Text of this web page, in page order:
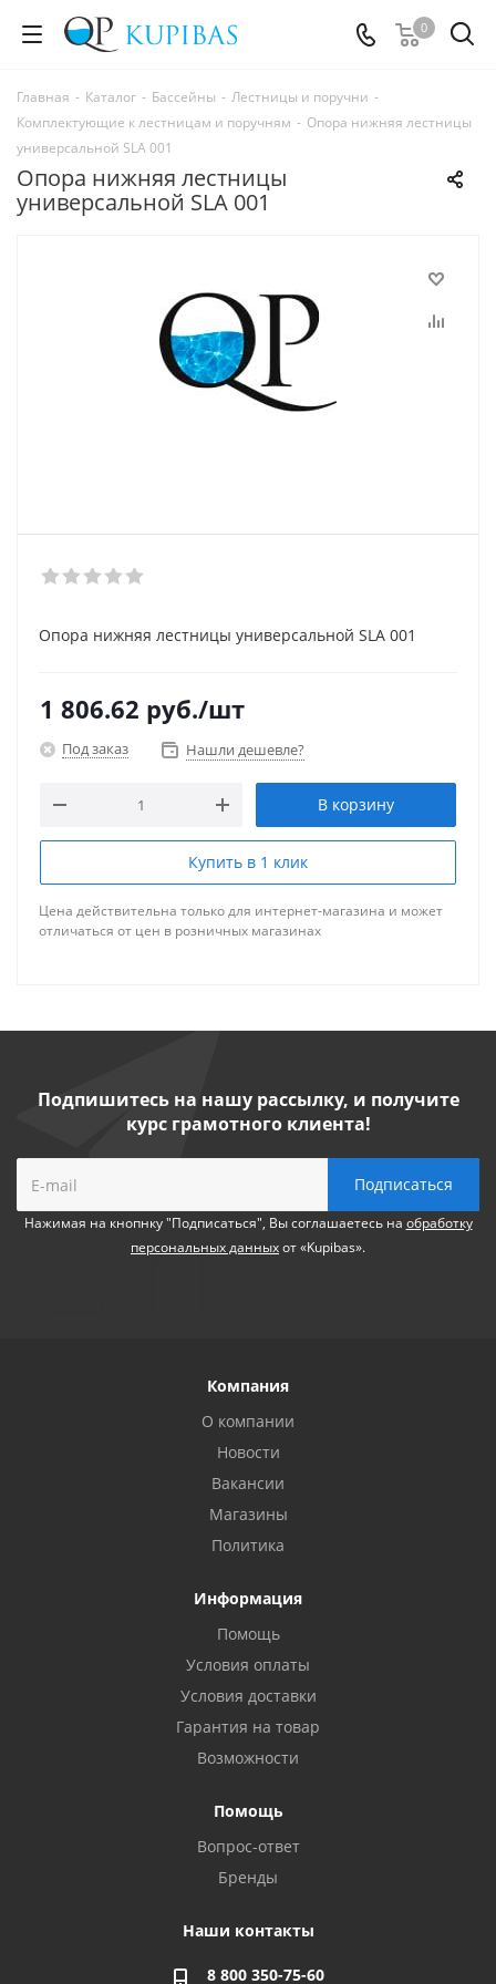
0
Главная - Каталог - Бассейны - Лестницы и поручни -
Комплектующие к лестницам и поручням - Опора нижняя лестницы
универсальной SLA 001
Опора нижняя лестницы
универсальной SLA 001
Опора нижняя лестницы универсальной SLA 001
1 806.62 руб./шт
Под заказ Нашли дешевле?
В корзину
Купить в 1 клик
Цена действительна только для интернет-магазина и может
отличаться от цен в розничных магазинах
Подпишитесь на нашу рассылку, и получите
курс грамотного клиента!
Нажимая на кнопнку "Подписаться", Вы соглашаетесь на обработку
персональных данныхот «Kupibas».
Компания
О компании
Новости
Вакансии
Магазины
Политика
Информация
Помощь
Условия оплаты
Условия доставки
Гарантия на товар
Возможности
Помощь
Вопрос-ответ
Бренды
Наши контакты
8 800 350-75-60